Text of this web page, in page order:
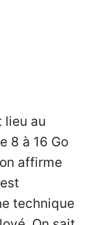
lieu au
8 à 16 Go
affirme
technique